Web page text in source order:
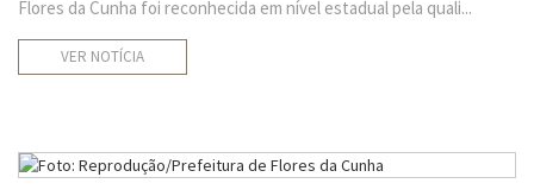
Flores da Cunha foi reconhecida em nível estadual pela quali...
VER NOTÍCIA